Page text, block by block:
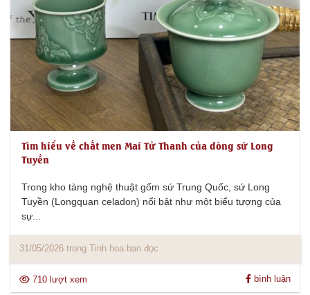
Tìm hiểu về chất men Mai Tử Thanh của dòng sứ Long
Tuyền
Trong kho tàng nghệ thuật gốm sứ Trung Quốc, sứ Long
Tuyền (Longquan celadon) nổi bật như một biểu tượng của
sự...
31/05/2026 trong Tinh hoa bạn đọc
710 lượt xem bình luận